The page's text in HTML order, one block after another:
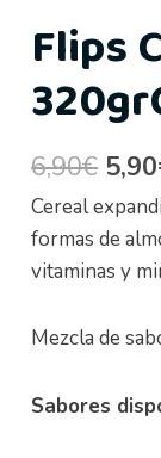
Flips
6,90€ 5,90
Cereal
formas de
vitaminas y
Mezcla de
Sabores